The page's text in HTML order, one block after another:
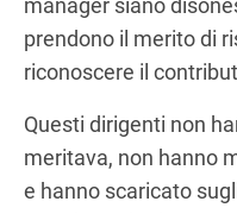
prendono il merito di
riconoscere il
Questi dirigenti non
meritava, non hanno
e hanno scaricato